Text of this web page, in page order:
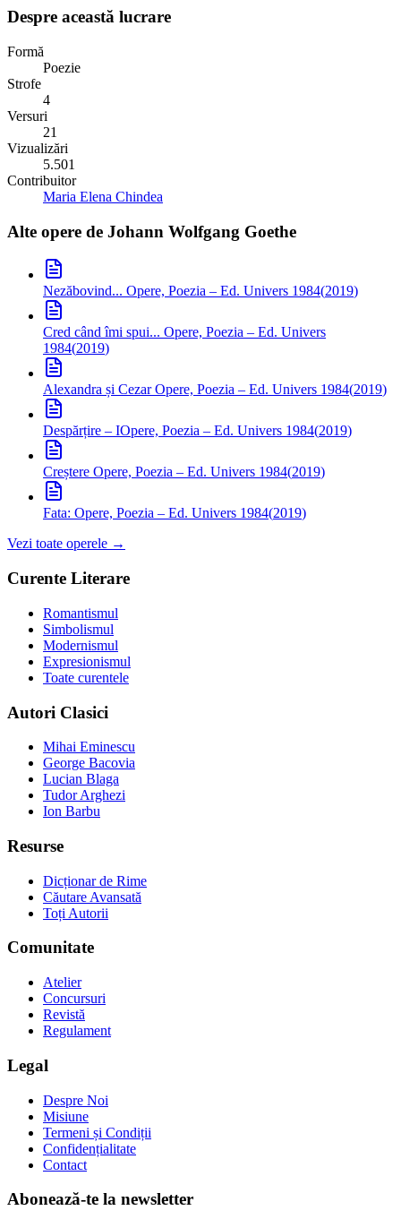
Despre această lucrare
Formă
Poezie
Strofe
4
Versuri
21
Vizualizări
5.501
Contribuitor
Maria Elena Chindea
Alte opere de Johann Wolfgang Goethe
Nezăbovind... Opere, Poezia – Ed. Univers 1984(2019)
Cred când îmi spui... Opere, Poezia – Ed. Univers
1984(2019)
Alexandra și CezarOpere, Poezia – Ed. Univers 1984(2019)
Despărțire – IOpere, Poezia – Ed. Univers 1984(2019)
Creștere Opere, Poezia – Ed. Univers 1984(2019)
Fata: Opere, Poezia – Ed. Univers 1984(2019)
Vezi toate operele →
Curente Literare
Romantismul
Simbolismul
Modernismul
Expresionismul
Toate curentele
Autori Clasici
Mihai Eminescu
George Bacovia
Lucian Blaga
Tudor Arghezi
Ion Barbu
Resurse
Dicționar de Rime
Căutare Avansată
Toți Autorii
Comunitate
Atelier
Concursuri
Revistă
Regulament
Legal
Despre Noi
Misiune
Termeni și Condiții
Confidențialitate
Contact
Abonează-te la newsletter